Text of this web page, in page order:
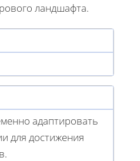
ландшафта.
адаптировать
для достижения